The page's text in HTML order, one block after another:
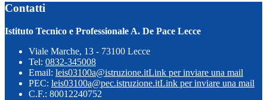
Contatti
Istituto Tecnico e Professionale A. De Pace Lecce
Viale Marche, 13 - 73100 Lecce
Tel: 0832-345008
Email: leis03100a@istruzione.itLink per inviare una mail
PEC: leis03100a@pec.istruzione.itLink per inviare una mail
C.F.: 80012240752